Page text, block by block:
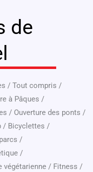
de
/ Tout compris /
à Pâques /
/ Ouverture des ponts /
/ Bicyclettes /
/
/
végétarienne / Fitness /